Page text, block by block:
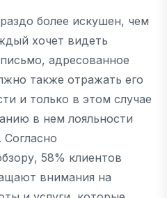
более искушен, чем
хочет видеть
адресованное
также отражать его
и только в этом случае
в нем лояльности
58% клиентов
внимания на